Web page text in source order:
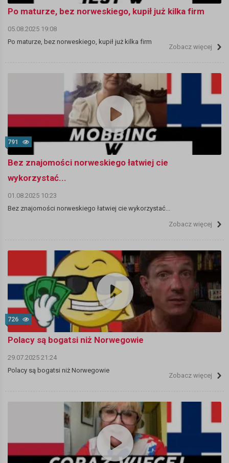
Po maturze, bez norweskiego, kupił już kilka firm
05.08.2025 19:08
Po maturze, bez norweskiego, kupił już kilka firm
Zobacz więcej
791
Bez znajomości norweskiego łatwiej cie
wykorzystać...
01.08.2025 10:23
Bez znajomości norweskiego łatwiej cie wykorzystać...
Zobacz więcej
726
Polacy są bogatsi niż Norwegowie
29.07.2025 21:24
Polacy są bogatsi niż Norwegowie
Zobacz więcej